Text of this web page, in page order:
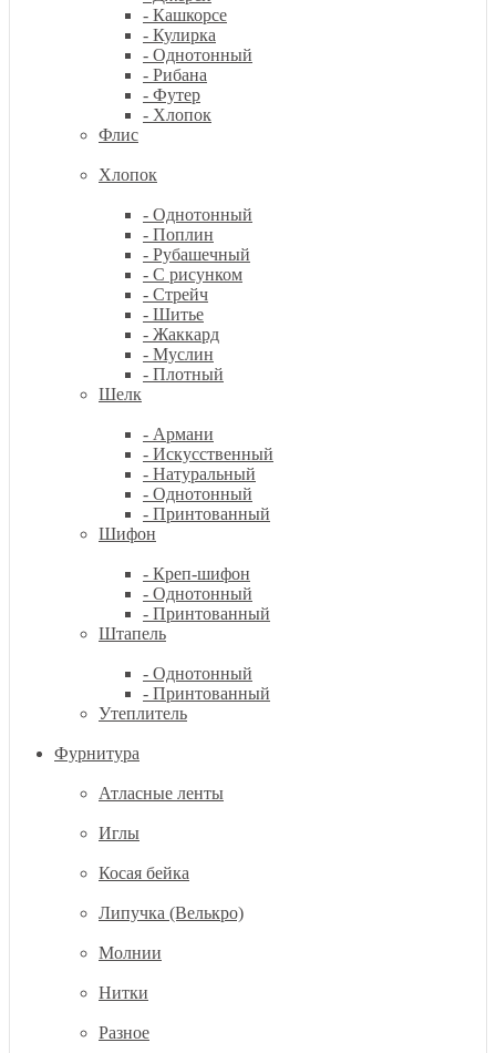
- Кашкорсе
- Кулирка
- Однотонный
- Рибана
- Футер
- Хлопок
Флис
Хлопок
- Однотонный
- Поплин
- Рубашечный
- С рисунком
- Стрейч
- Шитье
- Жаккард
- Муслин
- Плотный
Шелк
- Армани
- Искусственный
- Натуральный
- Однотонный
- Принтованный
Шифон
- Креп-шифон
- Однотонный
- Принтованный
Штапель
- Однотонный
- Принтованный
Утеплитель
Фурнитура
Атласные ленты
Иглы
Косая бейка
Липучка (Велькро)
Молнии
Нитки
Разное